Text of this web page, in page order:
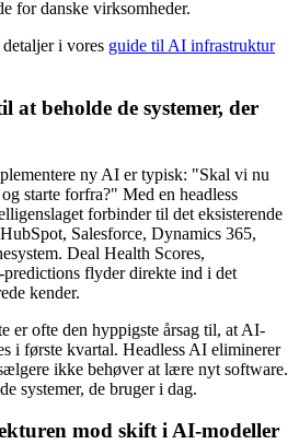
for danske virksomheder.
i vores guide til AI infrastruktur
at beholde de systemer, der
ny AI er typisk: "Skal vi nu
starte forfra?" Med en headless
forbinder til det eksisterende
Salesforce, Dynamics 365,
Deal Health Scores,
flyder direkte ind i det
kender.
er ofte den hyppigste årsag til, at AI-
i første kvartal. Headless AI eliminerer
ikke behøver at lære nyt software.
systemer, de bruger i dag.
mod skift i AI-modeller